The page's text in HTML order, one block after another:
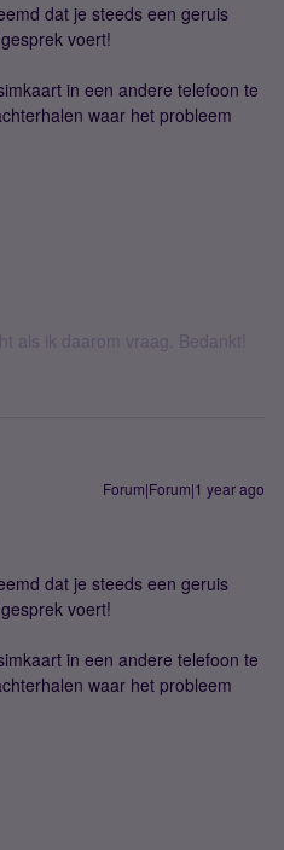
dat je steeds een geruis
voert!
in een andere telefoon te
waar het probleem
als ik daarom vraag. Bedankt!
Forum|Forum|1 year ago
dat je steeds een geruis
voert!
in een andere telefoon te
waar het probleem